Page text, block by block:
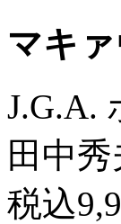
マキ
J.G.A.
田中
税込